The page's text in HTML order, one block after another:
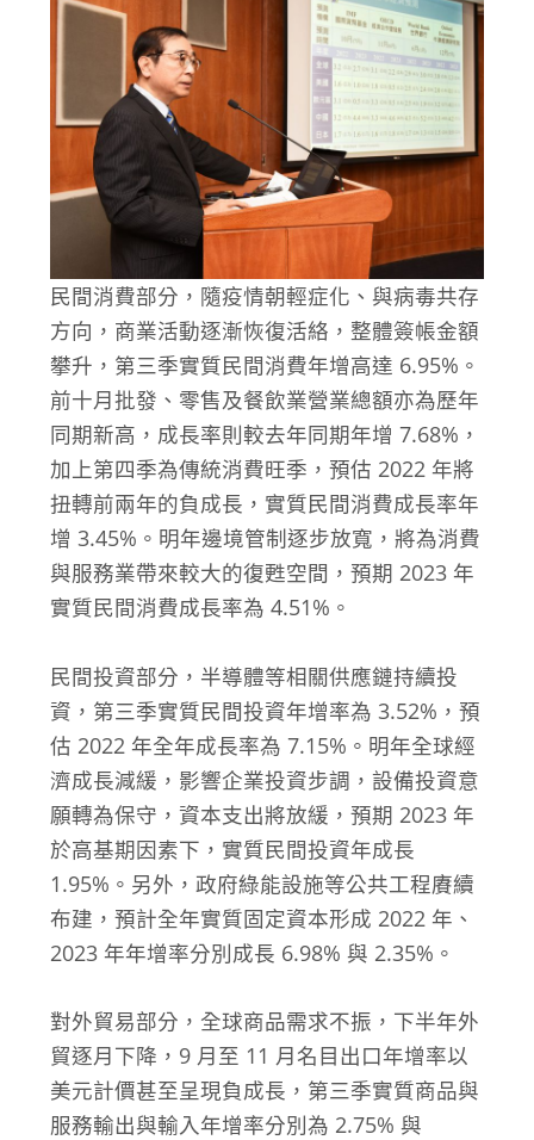
民間消費部分，隨疫情朝輕症化、與病毒共存
方向，商業活動逐漸恢復活絡，整體簽帳金額
攀升，第三季實質民間消費年增高達 6.95%。
前十月批發、零售及餐飲業營業總額亦為歷年
同期新高，成長率則較去年同期年增 7.68%，
加上第四季為傳統消費旺季，預估 2022 年將
扭轉前兩年的負成長，實質民間消費成長率年
增 3.45%。明年邊境管制逐步放寬，將為消費
與服務業帶來較大的復甦空間，預期 2023 年
實質民間消費成長率為 4.51%。
民間投資部分，半導體等相關供應鏈持續投
資，第三季實質民間投資年增率為 3.52%，預
估 2022 年全年成長率為 7.15%。明年全球經
濟成長減緩，影響企業投資步調，設備投資意
願轉為保守，資本支出將放緩，預期 2023 年
於高基期因素下，實質民間投資年成長
1.95%。另外，政府綠能設施等公共工程賡續
布建，預計全年實質固定資本形成 2022 年、
2023 年年增率分別成長 6.98% 與 2.35%。
對外貿易部分，全球商品需求不振，下半年外
貿逐月下降，9 月至 11 月名目出口年增率以
美元計價甚至呈現負成長，第三季實質商品與
服務輸出與輸入年增率分別為 2.75% 與